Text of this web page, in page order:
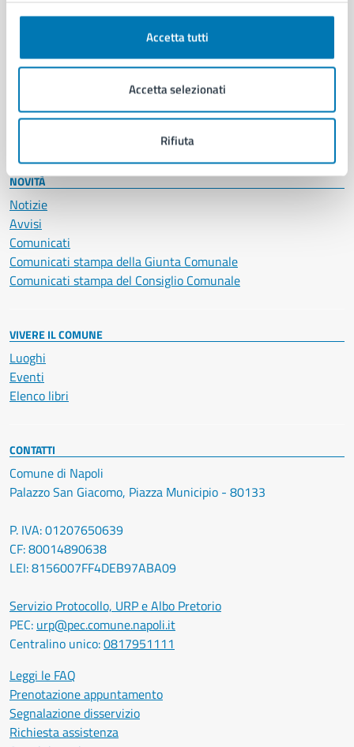
Accetta tutti
Accetta selezionati
Rifiuta
Documenti e certificati
Imprese e commercio
Salute, benessere e assistenza
Servizi Cimiteriali
Vita lavorativa
NOVITÀ
Notizie
Avvisi
Comunicati
Comunicati stampa della Giunta Comunale
Comunicati stampa del Consiglio Comunale
VIVERE IL COMUNE
Luoghi
Eventi
Elenco libri
CONTATTI
Comune di Napoli
Palazzo San Giacomo, Piazza Municipio - 80133
P. IVA: 01207650639
CF: 80014890638
LEI: 8156007FF4DEB97ABA09
Servizio Protocollo, URP e Albo Pretorio
PEC: urp@pec.comune.napoli.it
Centralino unico:0817951111
Leggi le FAQ
Prenotazione appuntamento
Segnalazione disservizio
Richiesta assistenza